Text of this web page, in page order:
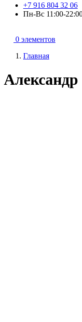
+7 916 804 32 06
Пн-Вс 11:00-
0 элементов
Главная